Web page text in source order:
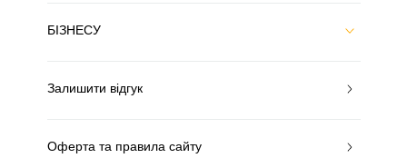
БІЗНЕСУ
Залишити відгук
Оферта та правила сайту